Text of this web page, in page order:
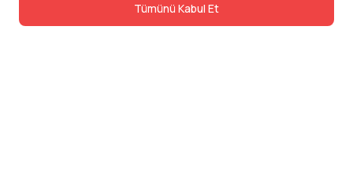
Tümünü Kabul Et